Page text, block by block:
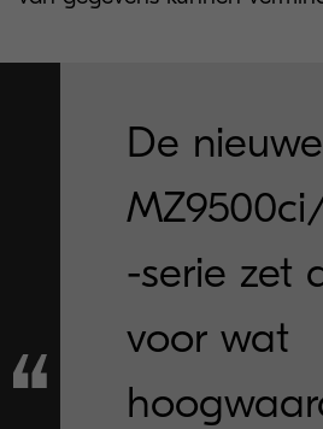
De
-serie zet
voor wat